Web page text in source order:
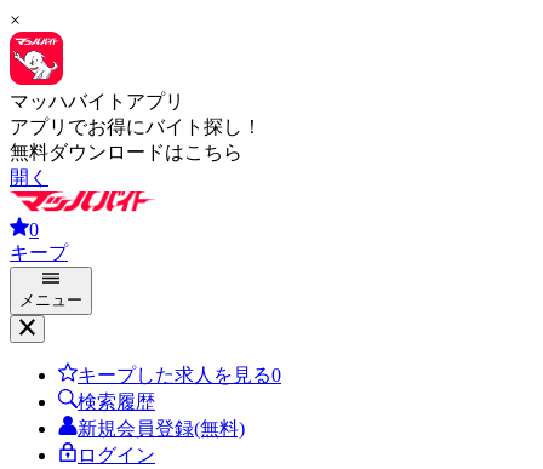
×
マッハバイトアプリ
アプリでお得にバイト探し！
無料ダウンロードはこちら
開く
0
キープ
メニュー
キープした求人を見る0
検索履歴
新規会員登録(無料)
ログイン